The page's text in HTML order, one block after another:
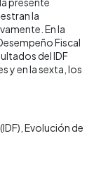
la
En la
Fiscal
del IDF
y en la sexta, los
Evolución de